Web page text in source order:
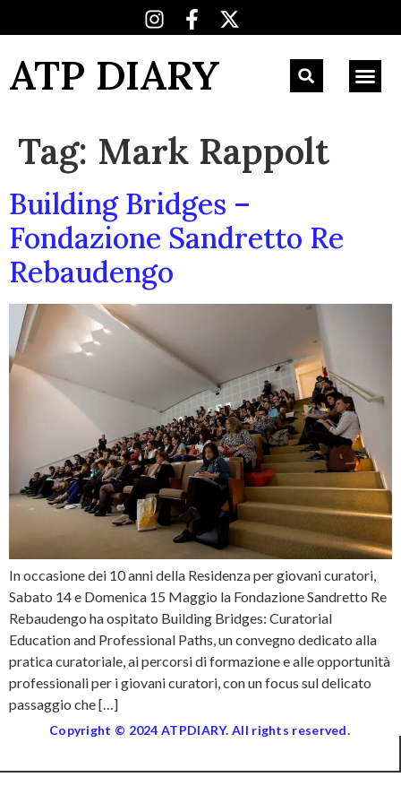
ATP DIARY
Tag: Mark Rappolt
Building Bridges –
Fondazione Sandretto Re
Rebaudengo
In occasione dei 10 anni della Residenza per giovani curatori,
Sabato 14 e Domenica 15 Maggio la Fondazione Sandretto Re
Rebaudengo ha ospitato Building Bridges: Curatorial
Education and Professional Paths, un convegno dedicato alla
pratica curatoriale, ai percorsi di formazione e alle opportunità
professionali per i giovani curatori, con un focus sul delicato
passaggio che […]
Copyright © 2024 ATPDIARY. All rights reserved.